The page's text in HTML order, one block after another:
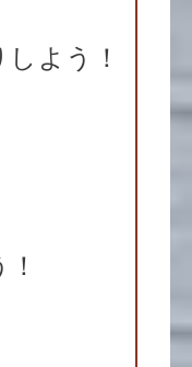
よう！